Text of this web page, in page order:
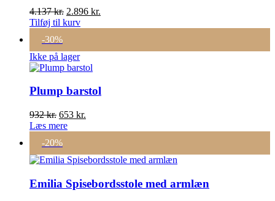
4.137kr. Den
oprindelige
4.137 kr..
2.896 kr.
2.896 kr..
Tilføj til kurv
-30%
Ikke på lager
Plump barstol
932kr. Den
oprindelige
var:
932 kr..
653 kr.
653 kr..
Læs mere
-20%
Emilia Spisebordsstole med armlæn